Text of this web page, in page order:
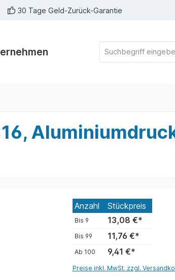
30 Tage Geld-Zurück-Garantie
Anzahl Stückpreis
Bis 9 13,08 €*
Bis 99 11,76 €*
Ab 100 9,41 €*
Preise inkl. MwSt. zzgl.